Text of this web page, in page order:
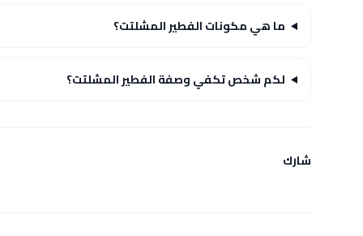
ما هي مكونات الفطير المشلتت؟
لكم شخص تكفي وصفة الفطير المشلتت؟
شارك